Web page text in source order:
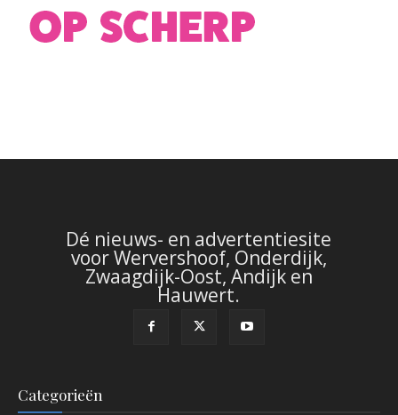
Dé nieuws- en advertentiesite
voor Wervershoof, Onderdijk,
Zwaagdijk-Oost, Andijk en
Hauwert.
Categorieën